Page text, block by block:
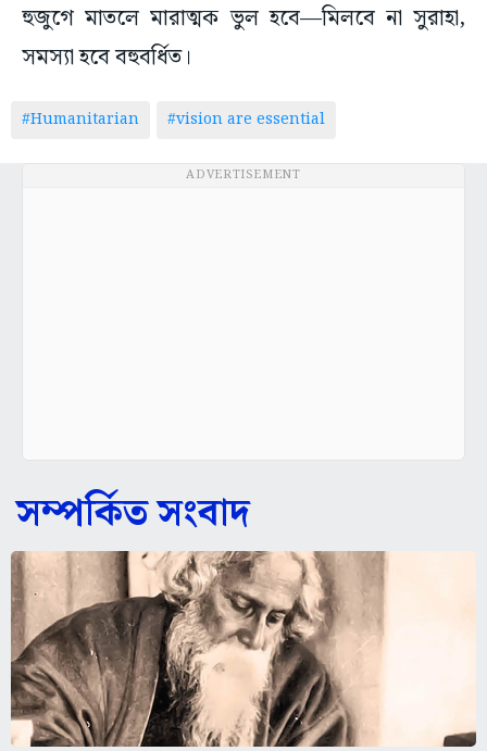
হুজুগে মাতলে মারাত্মক ভুল হবে—মিলবে না সুরাহা,
সমস্যা হবে বহুবর্ধিত।
#Humanitarian #vision are essential
ADVERTISEMENT
সম্পর্কিত সংবাদ